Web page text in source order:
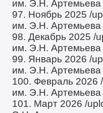
им. Э.Н. Артемьева
97. Ноябрь 2025/
им. Э.Н. Артемьева
98. Декабрь 2025/
им. Э.Н. Артемьева
99. Январь 2026/
им. Э.Н. Артемьева
100. Февраль 2026
им. Э.Н.
101. Март 2026/